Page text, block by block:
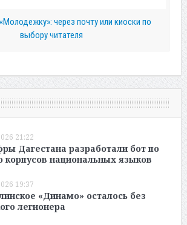
через почту или киоски по
выбору читателя
21:22
Дагестана разработали бот по
корпусов национальных языков
19:37
«Динамо» осталось без
легионера